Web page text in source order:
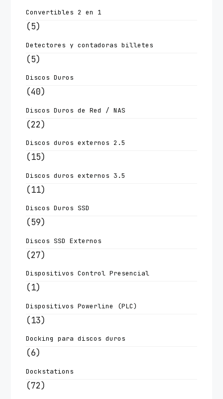
Convertibles 2 en 1
(5)
Detectores y contadoras billetes
(5)
Discos Duros
(40)
Discos Duros de Red / NAS
(22)
Discos duros externos 2.5
(15)
Discos duros externos 3.5
(11)
Discos Duros SSD
(59)
Discos SSD Externos
(27)
Dispositivos Control Presencial
(1)
Dispositivos Powerline (PLC)
(13)
Docking para discos duros
(6)
Dockstations
(72)